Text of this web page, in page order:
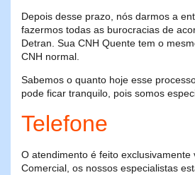
Depois desse prazo, nós darmos a
fazermos todas as burocracias de
Detran. Sua CNH Quente tem o
CNH normal.
Sabemos o quanto hoje esse
pode ficar tranquilo, pois somos
Telefone
O atendimento é feito exclusivamente
Comercial, os nossos especialistas